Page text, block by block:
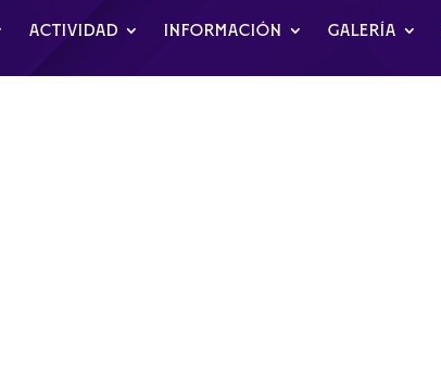
ACTIVIDAD INFORMACIÓN GALERÍA